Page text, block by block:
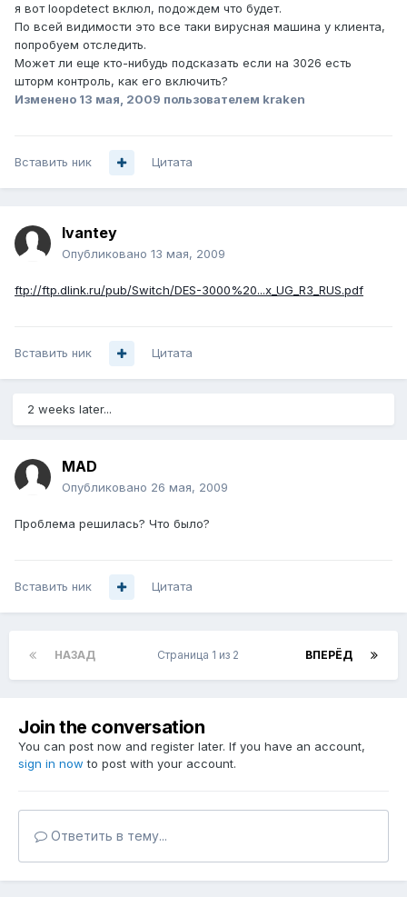
я вот loopdetect вклюл, подождем что будет.
По всей видимости это все таки вирусная машина у клиента,
попробуем отследить.
Может ли еще кто-нибудь подсказать если на 3026 есть
шторм контроль, как его включить?
Изменено 13 мая, 2009 пользователем kraken
Вставить ник Цитата
Ivantey
Опубликовано 13 мая, 2009
ftp://ftp.dlink.ru/pub/Switch/DES-3000%20...x_UG_R3_RUS.pdf
Вставить ник Цитата
2 weeks later...
MAD
Опубликовано 26 мая, 2009
Проблема решилась? Что было?
Вставить ник Цитата
НАЗАД ВПЕРЁД
Страница 1 из 2
Join the conversation
You can post now and register later. If you have an account,
sign in now to post with your account.
Ответить в тему...